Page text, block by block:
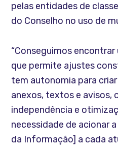
pelas entidades de
do Conselho no uso de
“Conseguimos
que permite ajustes
tem autonomia para
anexos, textos e avisos,
independência e
necessidade de acionar
da Informação] a cada